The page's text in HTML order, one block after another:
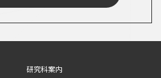
研究科案内